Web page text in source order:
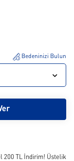
Bedeninizi Bulun
200 TL İndirim! Üstelik